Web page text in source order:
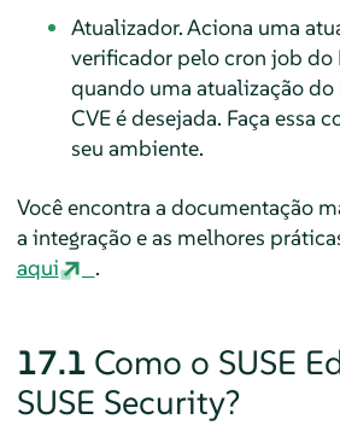
Atualizador. Aciona uma
verificador pelo cron job do
quando uma atualização
CVE é desejada. Faça essa
seu ambiente.
Você encontra a documentação
a integração e as melhores
aqui
.
17.1 Como o SUSE
SUSE Security?